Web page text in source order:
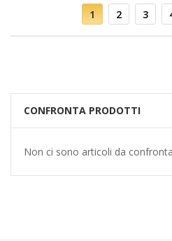
Attualmente
stai
leggendo
1 Pagina
2 3
CONFRONTA PRODOTTI
Non ci sono articoli da